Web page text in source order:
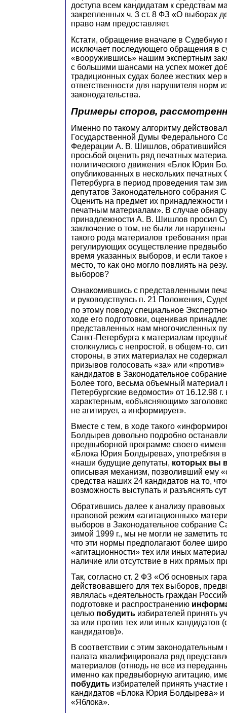
доступа всем кандидатам к средствам
закрепленных ч. 3 ст. 8 ФЗ «О выборах
право нам предоставляет.
Кстати, обращение вначале в Судебную
исключает последующего обращения в
«вооружившись» нашим экспертным
с большими шансами на успех может
традиционных судах более жестких мер
ответственности для нарушителя норм
законодательства.
Примеры споров,
Именно по такому алгоритму
Государственной Думы Федерального
Федерации А. В. Шишлов, обратившийся
просьбой оценить ряд печатных
политического движения «Блок Юрия
опубликованных в нескольких
Петербурга в период проведения там
депутатов Законодательного собрания
Оценить на предмет их принадлежности
печатным материалам». В случае
принадлежности А. В. Шишлов просил
заключение о том, не были ли
такого рода материалов требования
регулирующих осуществление
время указанных выборов, и если
место, то как оно могло повлиять на
выборов?
Ознакомившись с представленными
и руководствуясь п. 21 Положения,
по этому поводу специальное
ходе его подготовки, оценивая
представленных нам многочисленных
Санкт-Петербурга к материалам
столкнулись с непростой, в общем-то,
стороны, в этих материалах не
призывов голосовать «за» или «против»
кандидатов в Законодательное
Более того, весьма объемный материал
Петербургские ведомости» от 16.12.98
характерным, «объясняющим»
не агитирует, а информирует».
Вместе с тем, в ходе такого
Болдырев довольно подробно
предвыборной программе своего
«Блока Юрия Болдырева», употребляя
«наши будущие депутаты, которых вы
описывая механизм, позволивший ему
средства наших 24 кандидатов на то,
возможность выступать и разъяснять
Обратившись далее к анализу
правовой режим «агитационных»
выборов в Законодательное собрание
зимой 1999 г., мы не могли не заметить
что эти нормы предполагают более
«агитационности» тех или иных
наличие или отсутствие в них прямых
Так, согласно ст. 2 ФЗ «Об основных
действовавшего для тех выборов,
являлась «деятельность граждан
подготовке и распространению
целью побудить избирателей принять
за или против тех или иных кандидатов
кандидатов)».
В соответствии с этим
палата квалифицировала ряд
материалов (отнюдь не все из
именно как предвыборную агитацию,
побудить избирателей принять
кандидатов «Блока Юрия Болдырева» и
«Яблока».